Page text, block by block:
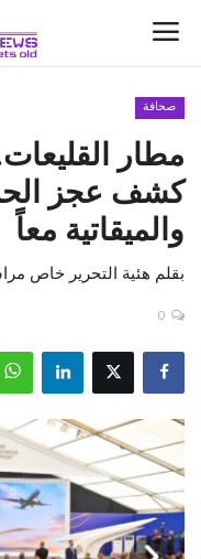
الأخبار
كتّابنا
السعودية
اقتصاد
علوم وتكنولوجيا
رياضة
فيديو
حياة
صحافة
مطار
كشف عجز
والميقاتية معاً
بقلم ه‍ئية التحرير خاص
0